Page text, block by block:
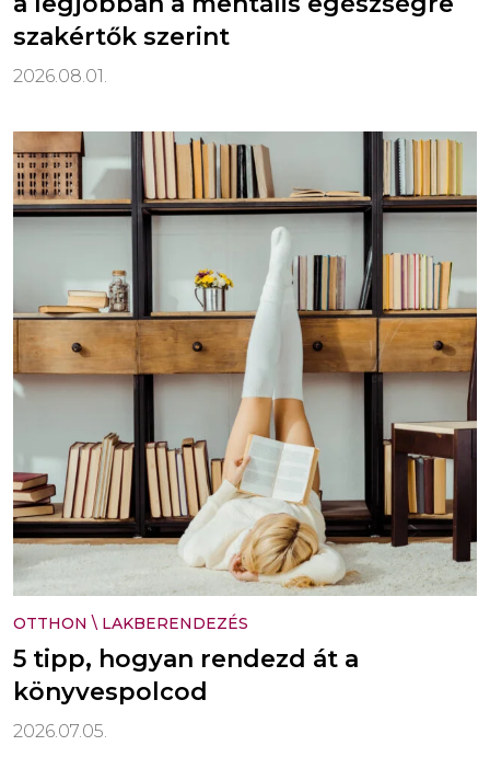
szakértők szerint
2026.08.01.
OTTHON \ LAKBERENDEZÉS
5 tipp, hogyan rendezd át a
könyvespolcod
2026.07.05.